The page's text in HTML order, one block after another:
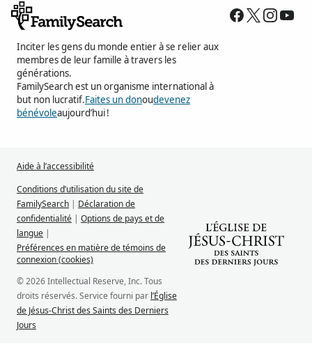
Inciter les gens du monde entier à se relier aux
membres de leur famille à travers les
générations.
FamilySearch est un organisme international à
but non lucratif.Faites un donoudevenez
bénévoleaujourd’hui !
Aide à l’accessibilité
Conditions d’utilisation du site de
FamilySearch | Déclaration de
confidentialité | Options de pays et de
langue |
Préférences en matière de témoins de
connexion (cookies)
© 2026 Intellectual Reserve, Inc. Tous
droits réservés. Service fourni par l’Église
de Jésus-Christ des Saints des Derniers
Jours